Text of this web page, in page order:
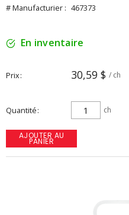
# Manufacturier : 467373
En inventaire
Prix 30,59 $ / ch
Quantité ch
AJOUTER AU
PANIER